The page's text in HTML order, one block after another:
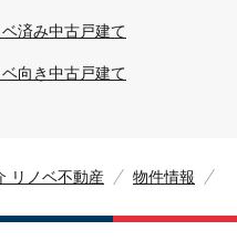
ベ済み中古戸建て
ベ向き中古戸建て
リノベ不動産 物件情報